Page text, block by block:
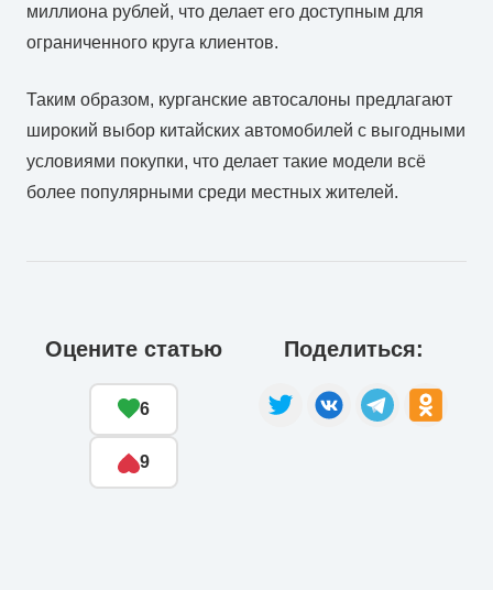
миллиона рублей, что делает его доступным для
ограниченного круга клиентов.
Таким образом, курганские автосалоны предлагают
широкий выбор китайских автомобилей с выгодными
условиями покупки, что делает такие модели всё
более популярными среди местных жителей.
Оцените статью
6
9
Поделиться: